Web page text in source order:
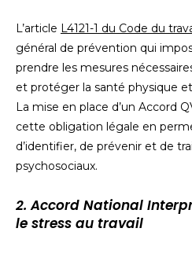
L’article L4121-1 du Code du
général de prévention qui
prendre les mesures
et protéger la santé physique
La mise en place d’un Accord
cette obligation légale en
d’identifier, de prévenir et de
psychosociaux.
2. Accord National
le stress au travail